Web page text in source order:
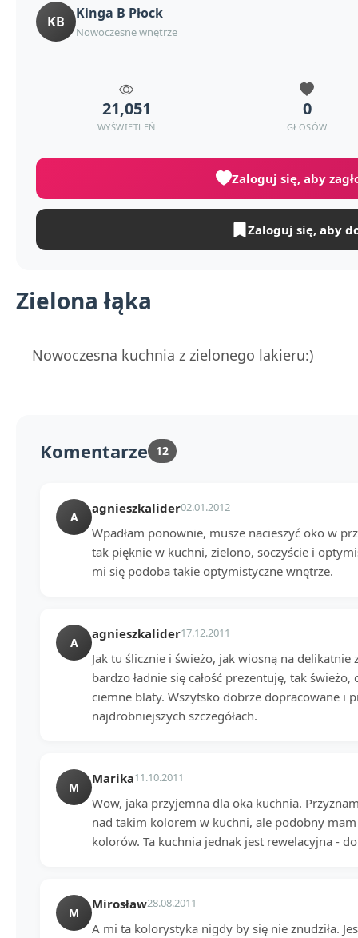
Zielona łąka
Nowoczesna kuchnia z zielonego lakieru:)
KB Kinga B Płock
Nowoczesne wnętrze
21,051
WYŚWIETLEŃ
0
GŁOSÓW
Zaloguj się, aby
Zaloguj się, aby
Komentarze 12
A
agnieszkalider02.01.2012
Wpadłam ponownie, musze nacieszyć oko w
tak pięknie w kuchni, zielono, soczyście i
mi się podoba takie optymistyczne wnętrze.
A
agnieszkalider17.12.2011
Jak tu ślicznie i świeżo, jak wiosną na delikatnie
bardzo ładnie się całość prezentuję, tak
ciemne blaty. Wszytsko dobrze dopracowane i
najdrobniejszych szczegółach.
M
Marika11.10.2011
Wow, jaka przyjemna dla oka kuchnia.
nad takim kolorem w kuchni, ale podobny
kolorów. Ta kuchnia jednak jest rewelacyjna -
M
Mirosław28.08.2011
A mi ta kolorystyka nigdy by się nie znudziła.